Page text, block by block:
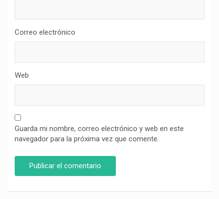
Correo electrónico
Web
Guarda mi nombre, correo electrónico y web en este
navegador para la próxima vez que comente.